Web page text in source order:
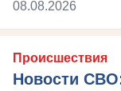
08.08.2026
Происшествия
Новости